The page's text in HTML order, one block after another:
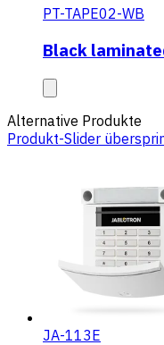
PT-TAPE02-WB
Black
Alternative Produkte
Produkt-Slider
JA-113E